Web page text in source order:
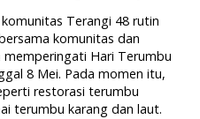
Terangi 48 rutin
komunitas dan
memperingati Hari Terumbu
8 Mei. Pada momen itu,
restorasi terumbu
terumbu karang dan laut.